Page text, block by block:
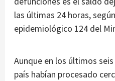
las últimas 24 horas,
epidemiológico 124 del
Aunque en los últimos
país habían procesado